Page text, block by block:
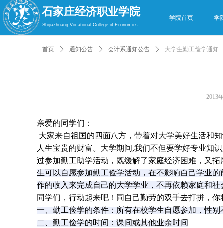
学院首页 学
石家庄经济职业学院
Shijiazhuang Vocational College of Economics
首页 ꄲ 通知公告 ꄲ 会计系通知公告 ꄲ 大学生勤工俭学通知
亲爱的同学们：
大家来自祖国的四面八方，带着对大学美好生活和
人生宝贵的财富。大学期间,我们不但要学好专业知识
过参加勤工助学活动，既缓解了家庭经济困难，又
生可以自愿参加勤工俭学活动，在不影响自己学业
作的收入来完成自己的大学学业，不再依赖家庭和社
同学们，行动起来吧！同自己勤劳的双手去打拼，
一、勤工俭学的条件：所有在校学生自愿参加，性别
二、勤工俭学的时间：课间或其他业余时间
2013